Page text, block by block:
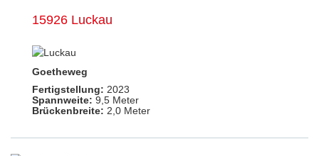
15926 Luckau
Goetheweg
Fertigstellung: 2023
Spannweite: 9,5 Meter
Brückenbreite: 2,0 Meter